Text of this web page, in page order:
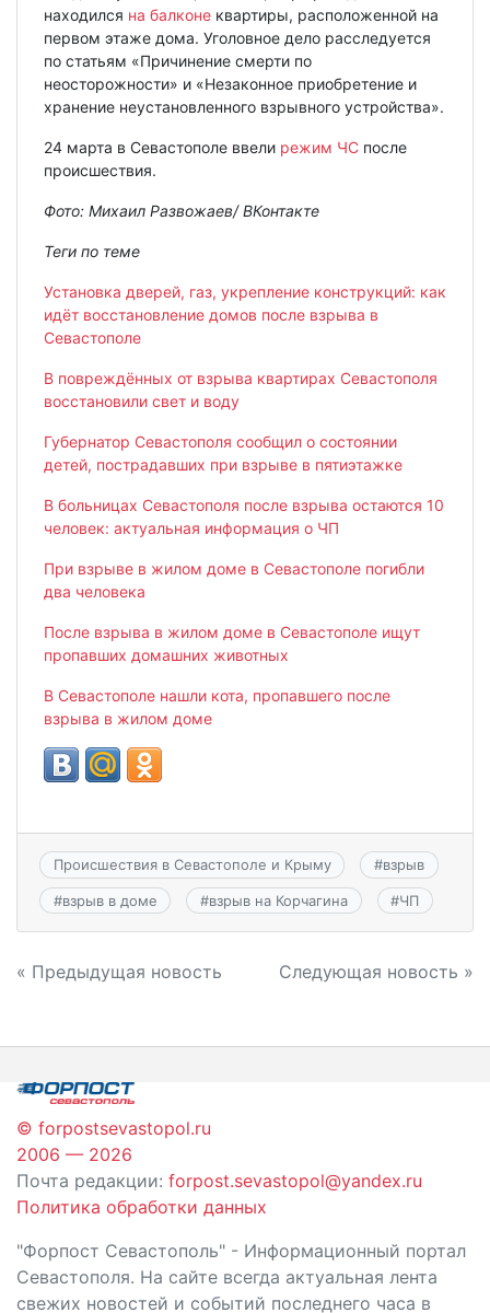
находился на балконе квартиры, расположенной на
первом этаже дома. Уголовное дело расследуется
по статьям «Причинение смерти по
неосторожности» и «Незаконное приобретение и
хранение неустановленного взрывного устройства».
24 марта в Севастополе ввели режим ЧС после
происшествия.
Фото: Михаил Развожаев/ ВКонтакте
Теги по теме
Установка дверей, газ, укрепление конструкций: как
идёт восстановление домов после взрыва в
Севастополе
В повреждённых от взрыва квартирах Севастополя
восстановили свет и воду
Губернатор Севастополя сообщил о состоянии
детей, пострадавших при взрыве в пятиэтажке
В больницах Севастополя после взрыва остаются 10
человек: актуальная информация о ЧП
При взрыве в жилом доме в Севастополе погибли
два человека
После взрыва в жилом доме в Севастополе ищут
пропавших домашних животных
В Севастополе нашли кота, пропавшего после
взрыва в жилом доме
Происшествия в Севастополе и Крыму #взрыв
#взрыв в доме #взрыв на Корчагина #ЧП
Навигация
записям
« Предыдущая новость Следующая новость »
© forpostsevastopol.ru
2006 — 2026
Почта редакции: forpost.sevastopol@yandex.ru
Политика обработки данных
"Форпост Севастополь" - Информационный портал
Севастополя. На сайте всегда актуальная лента
свежих новостей и событий последнего часа в